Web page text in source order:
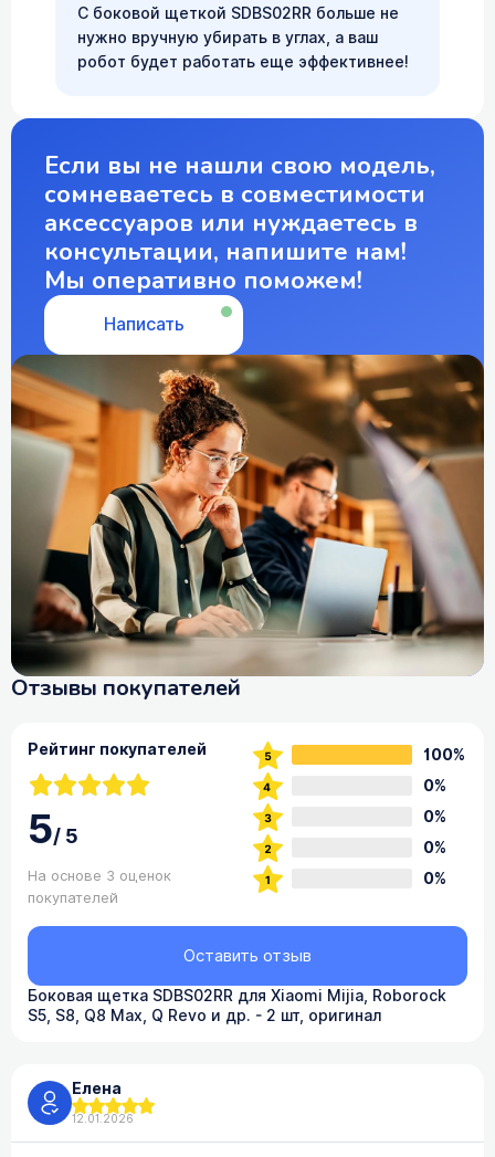
С боковой щеткой SDBS02RR больше не
нужно вручную убирать в углах, а ваш
робот будет работать еще эффективнее!
Если вы не нашли свою модель,
сомневаетесь в совместимости
аксессуаров или нуждаетесь в
консультации, напишите нам!
Мы оперативно поможем!
Написать
Отзывы покупателей
Рейтинг покупателей
5/5
На основе 3 оценок
покупателей
100%
0%
0%
0%
0%
Боковая щетка SDBS02RR для Xiaomi Mijia, Roborock
S5, S8, Q8 Max, Q Revo и др. - 2 шт, оригинал
Оставить отзыв
Елена
12.01.2026